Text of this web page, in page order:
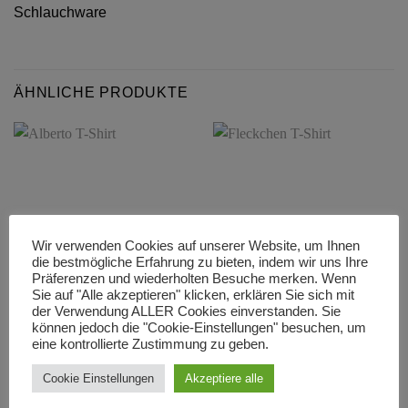
Schlauchware
ÄHNLICHE PRODUKTE
ALLE PROODUKTE
Alberto T-Shirt
24,50€
AUSFÜHRUNG WÄHLEN
ALLE PROODUKTE
Fleckchen T-Shirt
AUSFÜHRUNG WÄHLEN
Wir verwenden Cookies auf unserer Website, um Ihnen
die bestmögliche Erfahrung zu bieten, indem wir uns Ihre
Präferenzen und wiederholten Besuche merken. Wenn
Sie auf "Alle akzeptieren" klicken, erklären Sie sich mit
der Verwendung ALLER Cookies einverstanden. Sie
können jedoch die "Cookie-Einstellungen" besuchen, um
eine kontrollierte Zustimmung zu geben.
Cookie Einstellungen Akzeptiere alle